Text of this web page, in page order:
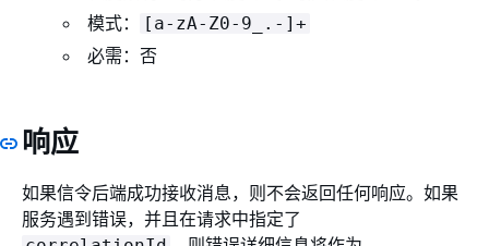
模式：
[a-zA-Z0-9_.-]+
必需：否
响应
如果信令后端成功接收消息，则不会返回任何响应。如果
服务遇到错误，并且在请求中指定了